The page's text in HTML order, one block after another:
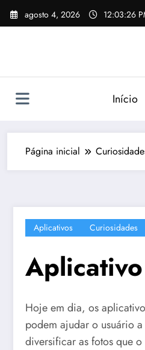
Pular
para
agosto 4, 2026 12:03:27
Início
Página inicial
Aplicativos Curiosidades
Hoje em dia, os
podem ajudar o usuário
diversificar as fotos que